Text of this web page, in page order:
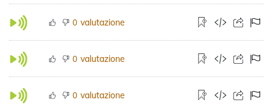
0 valutazione
0 valutazione
0 valutazione